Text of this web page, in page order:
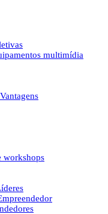
multimídia
workshops